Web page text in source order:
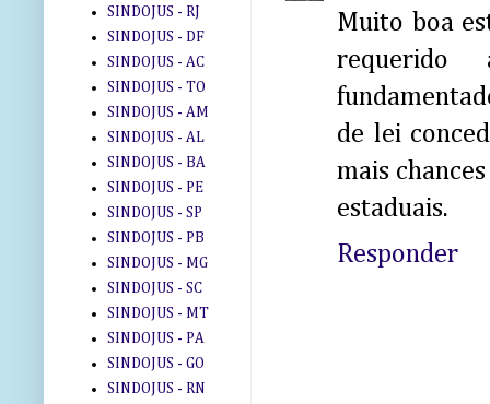
Muito boa
requerido
de lei
mais
estaduais.
Responder
SINDOJUS - RJ
SINDOJUS - DF
SINDOJUS - AC
SINDOJUS - TO
SINDOJUS - AM
SINDOJUS - AL
SINDOJUS - BA
SINDOJUS - PE
SINDOJUS - SP
SINDOJUS - PB
SINDOJUS - MG
SINDOJUS - SC
SINDOJUS - MT
SINDOJUS - PA
SINDOJUS - GO
SINDOJUS - RN